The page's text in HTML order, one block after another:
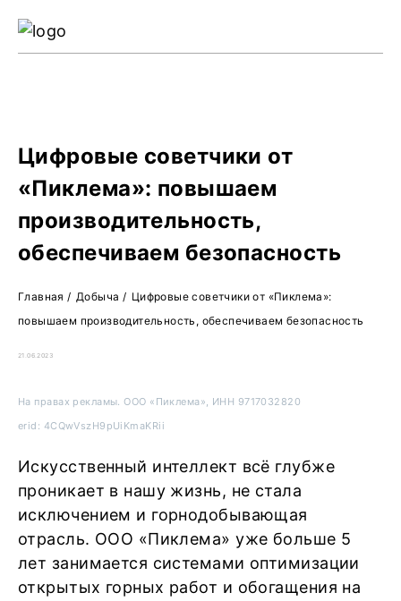
Цифровые советчики от
«Пиклема»: повышаем
производительность,
обеспечиваем безопасность
Главная / Добыча / Цифровые советчики от «Пиклема»:
повышаем производительность, обеспечиваем безопасность
21.06.2023
На правах рекламы. ООО «Пиклема», ИНН 9717032820
erid: 4CQwVszH9pUiKmaKRii
Искусственный интеллект всё глубже
проникает в нашу жизнь, не стала
исключением и горнодобывающая
отрасль. ООО «Пиклема» уже больше 5
лет занимается системами оптимизации
открытых горных работ и обогащения на